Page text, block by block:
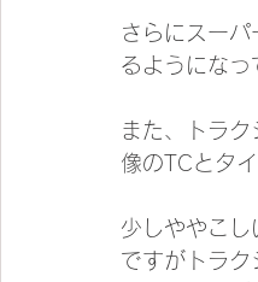
さらにスー
るようになっ
また、トラ
像のTCとタ
少しややこ
ですがトラ